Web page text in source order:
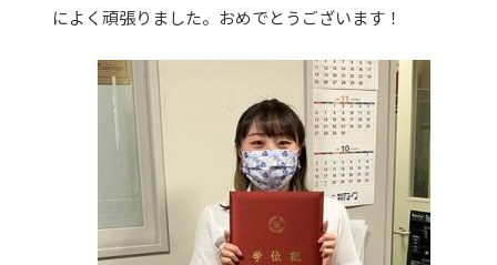
によく頑張りました。おめでとうございます！